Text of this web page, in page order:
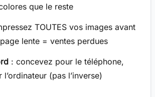
que le reste
TOUTES vos images avant
lente = ventes perdues
: concevez pour le téléphone,
(pas l’inverse)